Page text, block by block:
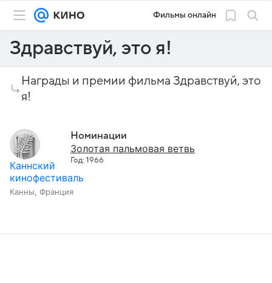
Фильмы онлайн
Здравствуй, это я!
Награды и премии фильма Здравствуй, это
я!
Каннский
кинофестиваль
Канны, Франция
Номинации
Золотая пальмовая ветвь
Год: 1966